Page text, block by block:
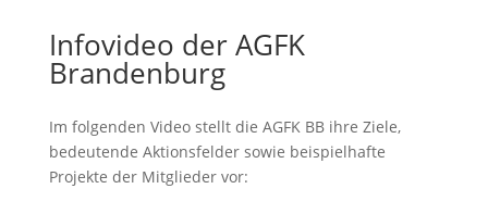
Infovideo der AGFK
Brandenburg
Im folgenden Video stellt die AGFK BB ihre Ziele,
bedeutende Aktionsfelder sowie beispielhafte
Projekte der Mitglieder vor: